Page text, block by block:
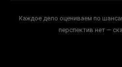
Каждое дело оцениваем по
перспектив нет —